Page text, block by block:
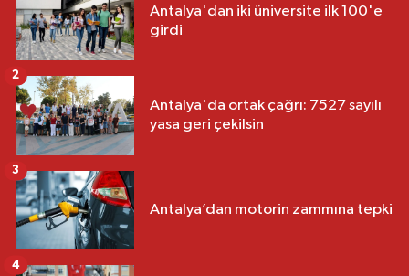
Antalya'dan iki üniversite ilk 100'e
girdi
Antalya'da ortak çağrı: 7527 sayılı
yasa geri çekilsin
2
Antalya’dan motorin zammına tepki
3
4